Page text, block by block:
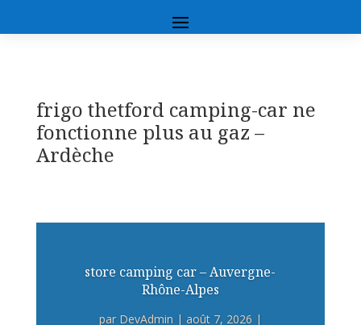
frigo thetford camping-car ne
fonctionne plus au gaz –
Ardèche
store camping car – Auvergne-
Rhône-Alpes
par DevAdmin | août 7, 2026 |